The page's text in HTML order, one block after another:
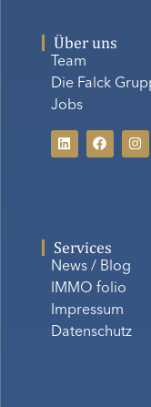
Über uns
Team
Die Falck
Jobs
Services
News / Blog
IMMO folio
Impressum
Datenschutz